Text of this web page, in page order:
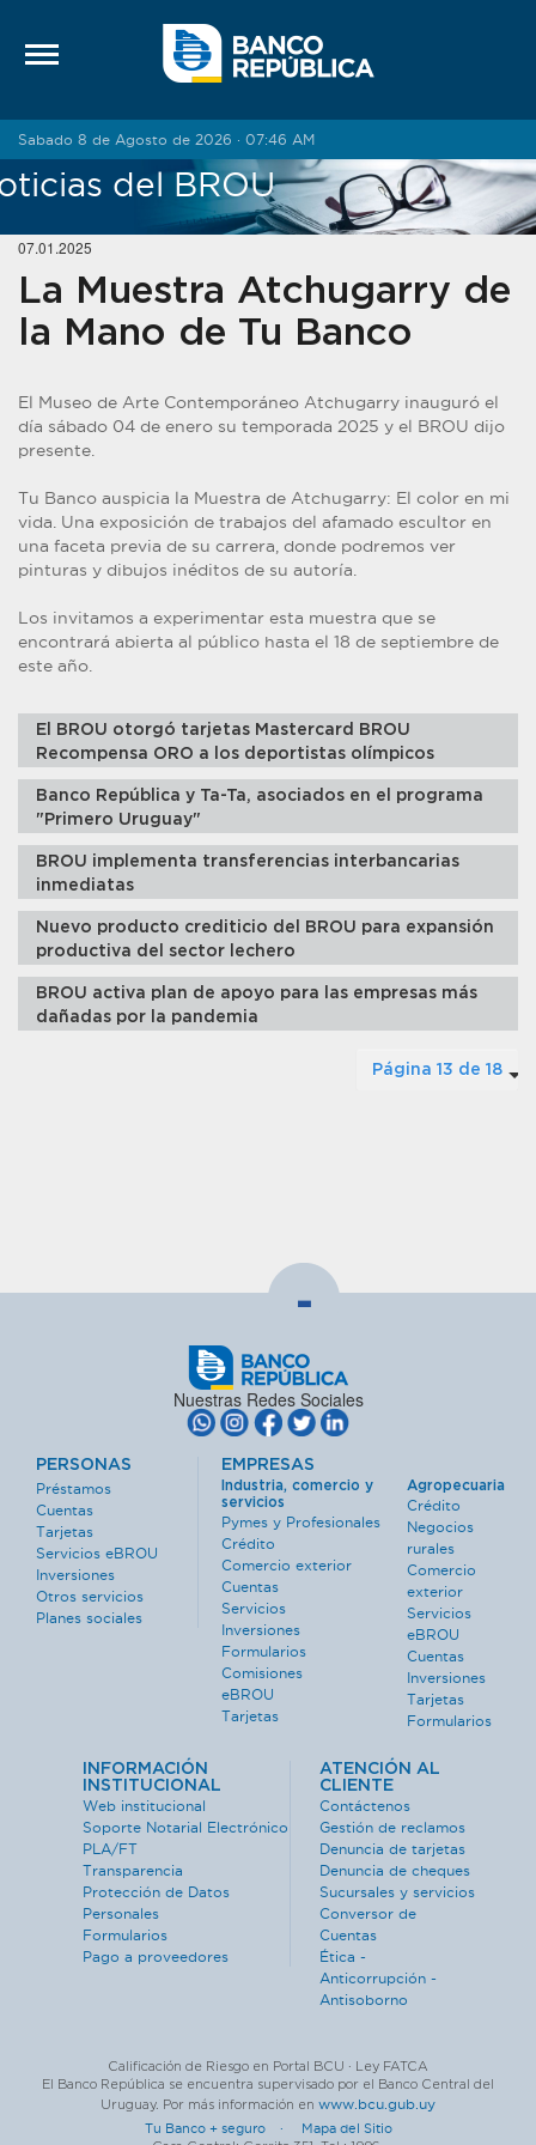
Sabado 8 de Agosto de 2026 · 07:46 AM
del BROU
07.01.2025
La Muestra Atchugarry de
la Mano de Tu Banco
El Museo de Arte Contemporáneo Atchugarry inauguró el
día sábado 04 de enero su temporada 2025 y el BROU dijo
presente.
Tu Banco auspicia la Muestra de Atchugarry: El color en mi
vida. Una exposición de trabajos del afamado escultor en
una faceta previa de su carrera, donde podremos ver
pinturas y dibujos inéditos de su autoría.
Los invitamos a experimentar esta muestra que se
encontrará abierta al público hasta el 18 de septiembre de
este año.
El BROU otorgó tarjetas Mastercard BROU
Recompensa ORO a los deportistas olímpicos
Banco República y Ta-Ta, asociados en el programa
"Primero Uruguay"
BROU implementa transferencias interbancarias
inmediatas
Nuevo producto crediticio del BROU para expansión
productiva del sector lechero
BROU activa plan de apoyo para las empresas más
dañadas por la pandemia
Página 13 de 18
-
Nuestras Redes Sociales
PERSONAS
Préstamos
Cuentas
Tarjetas
Servicios eBROU
Inversiones
Otros servicios
Planes sociales
EMPRESAS
Industria, comercio y
servicios
Pymes y Profesionales
Crédito
Comercio exterior
Cuentas
Servicios
Inversiones
Formularios
Comisiones
eBROU
Tarjetas
Agropecuaria
Crédito
Negocios
rurales
Comercio
exterior
Servicios
eBROU
Cuentas
Inversiones
Tarjetas
Formularios
INFORMACIÓN
INSTITUCIONAL
Web institucional
Soporte Notarial Electrónico
PLA/FT
Transparencia
Protección de Datos
Personales
Formularios
Pago a proveedores
ATENCIÓN AL
CLIENTE
Contáctenos
Gestión de reclamos
Denuncia de tarjetas
Denuncia de cheques
Sucursales y servicios
Conversor de
Cuentas
Ética -
Anticorrupción -
Antisoborno
Calificación de Riesgo en Portal BCU · Ley FATCA
El Banco República se encuentra supervisado por el Banco Central del
Uruguay. Por más información en www.bcu.gub.uy
Tu Banco + seguro · Mapa del Sitio